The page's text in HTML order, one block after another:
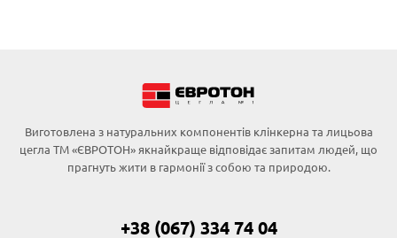
Виготовлена з натуральних компонентів клінкерна та лицьова
цегла ТМ «ЄВРОТОН» якнайкраще відповідає запитам людей, що
прагнуть жити в гармонії з собою та природою.
+38 (067) 334 74 04